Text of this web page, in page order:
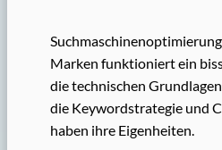
Marken funktioniert ein
die technischen
die Keywordstrategie und
haben ihre Eigenheiten.